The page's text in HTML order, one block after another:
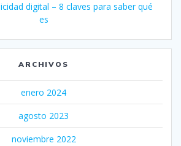
digital – 8 claves para saber qué
es
ARCHIVOS
enero 2024
agosto 2023
noviembre 2022